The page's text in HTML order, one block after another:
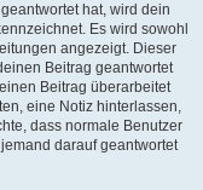
hat, wird dein
Es wird sowohl
angezeigt. Dieser
Beitrag geantwortet
Beitrag überarbeitet
eine Notiz hinterlassen,
dass normale Benutzer
darauf geantwortet